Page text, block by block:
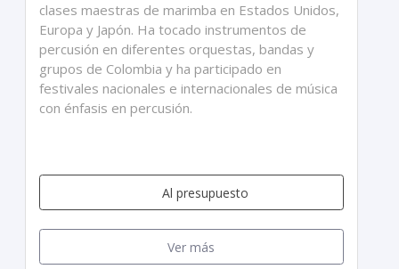
clases maestras de marimba en Estados Unidos,
Europa y Japón. Ha tocado instrumentos de
percusión en diferentes orquestas, bandas y
grupos de Colombia y ha participado en
festivales nacionales e internacionales de música
con énfasis en percusión.
Al presupuesto
Ver más